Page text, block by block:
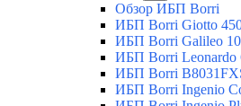
Обзор ИБП Borri
ИБП Borri Giotto
ИБП Borri Galileo
ИБП Borri Leonardo
ИБП Borri
ИБП Borri Ingenio